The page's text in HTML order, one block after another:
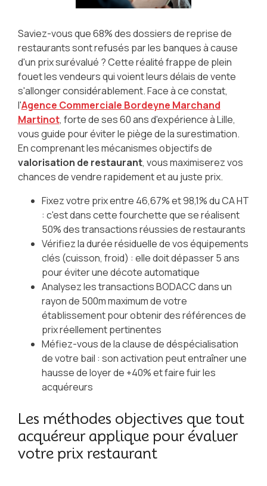
Saviez-vous que 68% des dossiers de reprise de
restaurants sont refusés par les banques à cause
d'un prix surévalué ? Cette réalité frappe de plein
fouet les vendeurs qui voient leurs délais de vente
s'allonger considérablement. Face à ce constat,
l'Agence Commerciale Bordeyne Marchand
Martinot, forte de ses 60 ans d'expérience à Lille,
vous guide pour éviter le piège de la surestimation.
En comprenant les mécanismes objectifs de
valorisation de restaurant, vous maximiserez vos
chances de vendre rapidement et au juste prix.
Fixez votre prix entre 46,67% et 98,1% du CA HT
: c'est dans cette fourchette que se réalisent
50% des transactions réussies de restaurants
Vérifiez la durée résiduelle de vos équipements
clés (cuisson, froid) : elle doit dépasser 5 ans
pour éviter une décote automatique
Analysez les transactions BODACC dans un
rayon de 500m maximum de votre
établissement pour obtenir des références de
prix réellement pertinentes
Méfiez-vous de la clause de déspécialisation
de votre bail : son activation peut entraîner une
hausse de loyer de +40% et faire fuir les
acquéreurs
Les méthodes objectives que tout
acquéreur applique pour évaluer
votre prix restaurant